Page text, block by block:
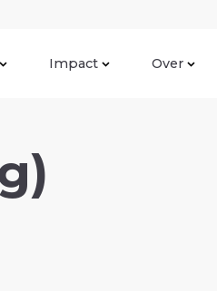
Impact Over